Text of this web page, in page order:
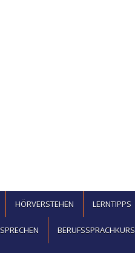
HÖRVERSTEHEN LERNTIPPS
SPRECHEN BERUFSSPRACHKURS